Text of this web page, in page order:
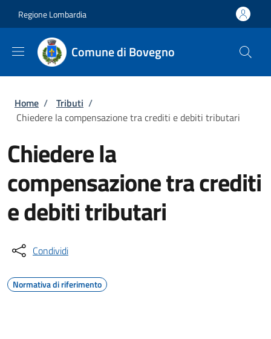
Regione Lombardia
Comune di Bovegno
Briciole di pane
Home / Tributi /
Chiedere la compensazione tra crediti e debiti tributari
Chiedere la
compensazione tra crediti
e debiti tributari
Condividi
Normativa di riferimento